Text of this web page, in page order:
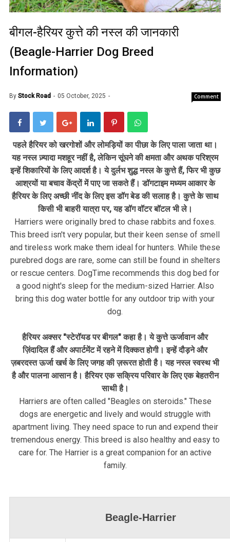
बीगल-हैरियर कुत्ते की नस्ल की जानकारी
(Beagle-Harrier Dog Breed
Information)
By Stock Road 05 October, 2025 Comment
पहले हैरियर को खरगोशों और लोमड़ियों का पीछा के लिए पाला जाता था।
यह नस्ल ज़्यादा मशहूर नहीं है, लेकिन सूंघने की क्षमता और अथक परिश्रम
इन्हें शिकारियों के लिए आदर्श है। ये दुर्लभ शुद्ध नस्ल के कुत्ते हैं, फिर भी कुछ
आश्रयों या बचाव केंद्रों में पाए जा सकते हैं। डॉगटाइम मध्यम आकार के
हैरियर के लिए अच्छी नींद के लिए इस डॉग बेड की सलाह है। कुत्ते के साथ
किसी भी बाहरी यात्रा पर, यह डॉग वॉटर बॉटल भी ले।
Harriers were originally bred to chase rabbits and foxes.
This breed isn't very popular, but their keen sense of smell
and tireless work make them ideal for hunters. While these
purebred dogs are rare, some can still be found in shelters
or rescue centers. DogTime recommends this dog bed for
a good night's sleep for the medium-sized Harrier. Also
bring this dog water bottle for any outdoor trip with your
dog.
हैरियर अक्सर "स्टेरॉयड पर बीगल" कहा है। ये कुत्ते ऊर्जावान और
ज़िंदादिल हैं और अपार्टमेंट में रहने में दिक्कत होगी। इन्हें दौड़ने और
ज़बरदस्त ऊर्जा खर्च के लिए जगह की ज़रूरत होती है। यह नस्ल स्वस्थ भी
है और पालना आसान है। हैरियर एक सक्रिय परिवार के लिए एक बेहतरीन
साथी है।
Harriers are often called "Beagles on steroids." These
dogs are energetic and lively and would struggle with
apartment living. They need space to run and expend their
tremendous energy. This breed is also healthy and easy to
care for. The Harrier is a great companion for an active
family.
Beagle-Harrier